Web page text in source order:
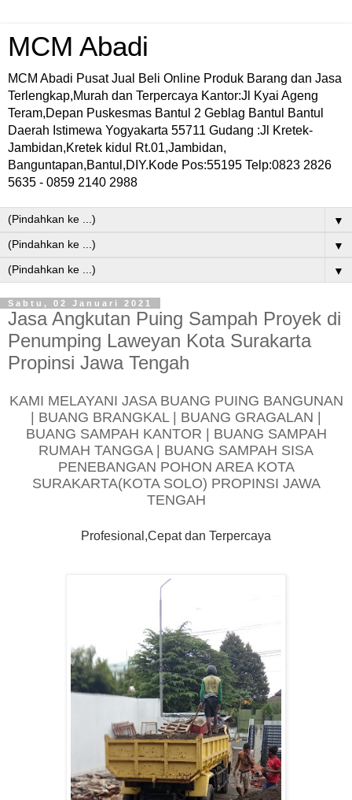
MCM Abadi
MCM Abadi Pusat Jual Beli Online Produk Barang dan Jasa
Terlengkap,Murah dan Terpercaya Kantor:Jl Kyai Ageng
Teram,Depan Puskesmas Bantul 2 Geblag Bantul Bantul
Daerah Istimewa Yogyakarta 55711 Gudang :Jl Kretek-
Jambidan,Kretek kidul Rt.01,Jambidan,
Banguntapan,Bantul,DIY.Kode Pos:55195 Telp:0823 2826
5635 - 0859 2140 2988
▼
▼
▼
Sabtu, 02 Januari 2021
Jasa Angkutan Puing Sampah Proyek di
Penumping Laweyan Kota Surakarta
Propinsi Jawa Tengah
KAMI MELAYANI JASA BUANG PUING BANGUNAN
| BUANG BRANGKAL | BUANG GRAGALAN |
BUANG SAMPAH KANTOR | BUANG SAMPAH
RUMAH TANGGA | BUANG SAMPAH SISA
PENEBANGAN POHON AREA KOTA
SURAKARTA(KOTA SOLO) PROPINSI JAWA
TENGAH
Profesional,Cepat dan Terpercaya